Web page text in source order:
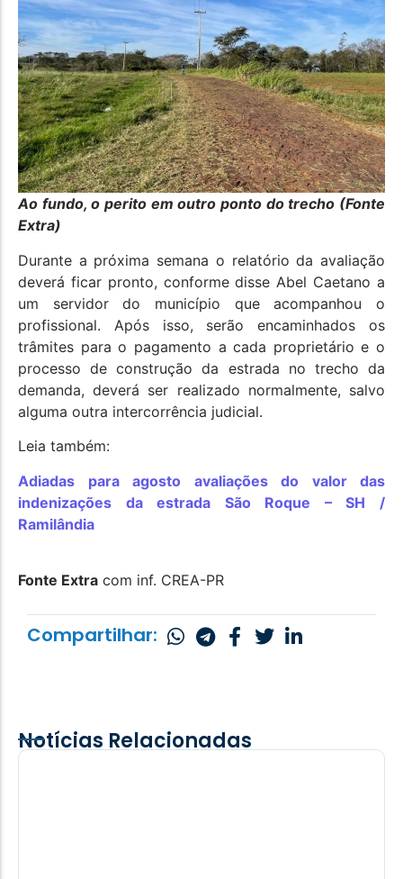
Ao fundo, o perito em outro ponto do trecho (Fonte
Extra)
Durante a próxima semana o relatório da avaliação
deverá ficar pronto, conforme disse Abel Caetano a
um servidor do município que acompanhou o
profissional. Após isso, serão encaminhados os
trâmites para o pagamento a cada proprietário e o
processo de construção da estrada no trecho da
demanda, deverá ser realizado normalmente, salvo
alguma outra intercorrência judicial.
Leia também:
Adiadas para agosto avaliações do valor das
indenizações da estrada São Roque – SH /
Ramilândia
Fonte Extra com inf. CREA-PR
Compartilhar:
Notícias Relacionadas